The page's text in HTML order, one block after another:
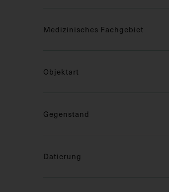
Medizinisches Fachgebiet
Objektart
Gegenstand
Datierung